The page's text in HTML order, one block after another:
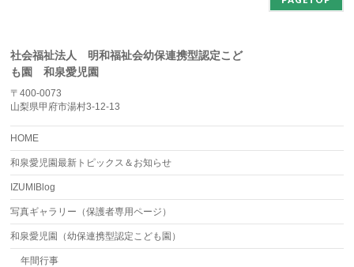
社会福祉法人 明和福祉会幼保連携型認定こど
も園 和泉愛児園
〒400-0073
山梨県甲府市湯村3-12-13
HOME
和泉愛児園最新トピックス＆お知らせ
IZUMIBlog
写真ギャラリー（保護者専用ページ）
和泉愛児園（幼保連携型認定こども園）
年間行事